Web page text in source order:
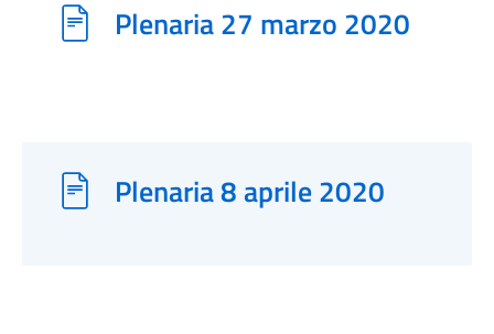
Plenaria 27 marzo 2020
Plenaria 8 aprile 2020